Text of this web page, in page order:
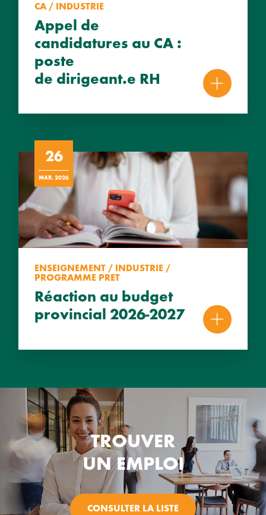
CA / INDUSTRIE
Appel de
candidatures au CA :
poste
de dirigeant.e RH
26
MAR. 2026
ENSEIGNEMENT / INDUSTRIE /
PROGRAMME PRET
Réaction au budget
provincial 2026-2027
TROUVER
UN EMPLOI
CONSULTER LA LISTE